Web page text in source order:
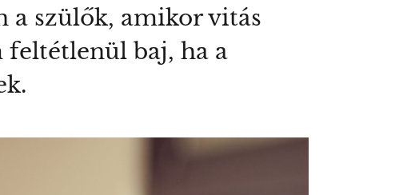
a szülők, amikor vitás
feltétlenül baj, ha a